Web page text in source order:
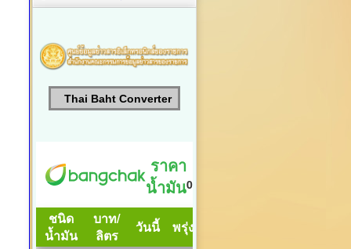
Thai Baht Converter